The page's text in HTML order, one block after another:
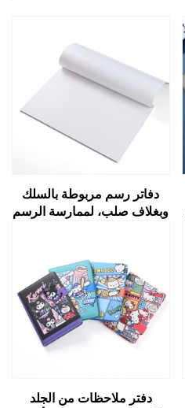
دفاتر رسم مربوطة بالسلك
وبغلاف صلب، لممارسة الرسم
إنتاج شركة بوتانتي
دفتر ملاحظات من الجلد